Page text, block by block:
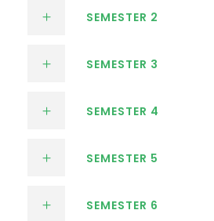
SEMESTER 2
SEMESTER 3
SEMESTER 4
SEMESTER 5
SEMESTER 6